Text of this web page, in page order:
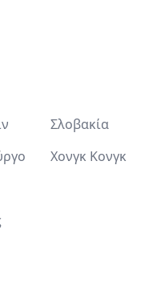
Σλοβακία
Χονγκ Κονγκ